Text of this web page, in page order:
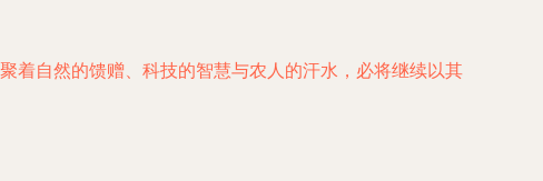
着自然的馈赠、科技的智慧与农人的汗水，必将继续以其